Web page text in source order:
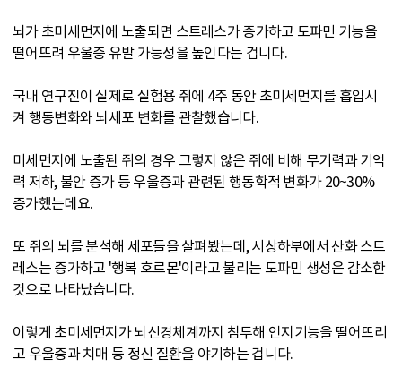
뇌가 초미세먼지에 노출되면 스트레스가 증가하고 도파민 기능을
떨어뜨려 우울증 유발 가능성을 높인다는 겁니다.
국내 연구진이 실제로 실험용 쥐에 4주 동안 초미세먼지를 흡입시
켜 행동변화와 뇌세포 변화를 관찰했습니다.
미세먼지에 노출된 쥐의 경우 그렇지 않은 쥐에 비해 무기력과 기억
력 저하, 불안 증가 등 우울증과 관련된 행동학적 변화가 20~30%
증가했는데요.
또 쥐의 뇌를 분석해 세포들을 살펴봤는데, 시상하부에서 산화 스트
레스는 증가하고 '행복 호르몬'이라고 불리는 도파민 생성은 감소한
것으로 나타났습니다.
이렇게 초미세먼지가 뇌신경체계까지 침투해 인지기능을 떨어뜨리
고 우울증과 치매 등 정신 질환을 야기하는 겁니다.